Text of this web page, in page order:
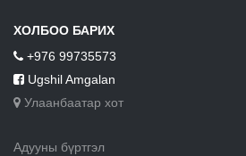
ХОЛБОО БАРИХ
+976 99735573
Ugshil Amgalan
Улаанбаатар хот
Адууны бүртгэл